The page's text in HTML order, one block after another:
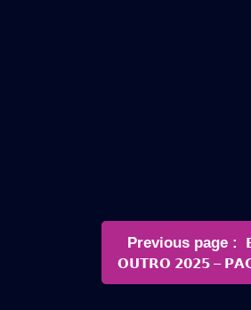
de
entradas
Previous page
𝗢𝗨𝗧𝗥𝗢 𝟮𝟬𝟮𝟱 –